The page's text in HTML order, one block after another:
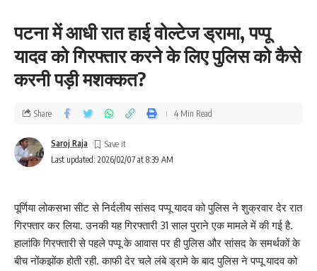
पटना में आधी रात हाई वोल्टेज ड्रामा, पप्पू
यादव को गिरफ्तार करने के लिए पुलिस को कैसे
करनी पड़ी मशक्कत?
Last updated: 2026/02/07 at 8:39 AM
Saroj Raja
Share 4 Min Read
पूर्णिया लोकसभा सीट से निर्दलीय सांसद पप्पू यादव को पुलिस ने शुक्रवार देर रात
गिरफ्तार कर लिया. उनकी यह गिरफ्तारी 31 साल पुराने एक मामले में की गई है.
हालांकि गिरफ्तारी से पहले पप्पू के आवास पर ही पुलिस और सांसद के समर्थकों के
बीच नोंकझोंक होती रही. काफी देर चले लंबे ड्रामे के बाद पुलिस ने पप्पू यादव को